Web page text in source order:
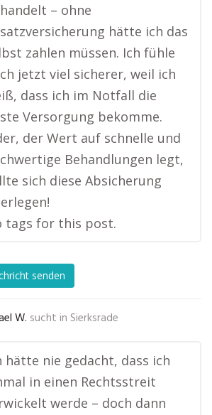
– ohne
hätte ich das
zahlen müssen. Ich fühle
jetzt viel sicherer, weil ich
dass ich im Notfall die
Versorgung bekomme.
der Wert auf schnelle und
Behandlungen legt,
sich diese Absicherung
tags for this post.
senden
W. sucht in Sierksrade
hätte nie gedacht, dass ich
in einen Rechtsstreit
werde – doch dann